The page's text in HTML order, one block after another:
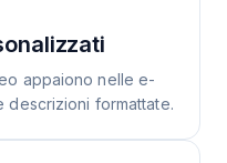
appaiono nelle e-
descrizioni formattate.